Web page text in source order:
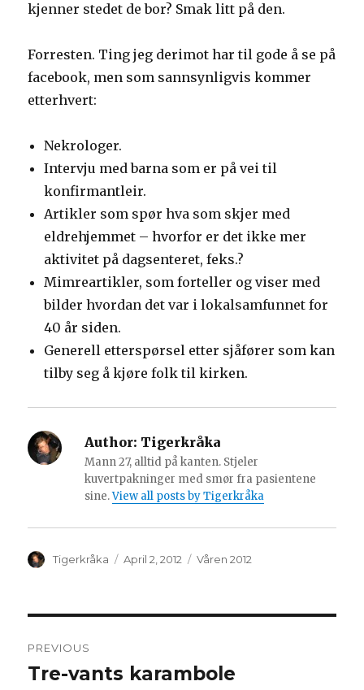
kjenner stedet de bor? Smak litt på den.
Forresten. Ting jeg derimot har til gode å se på
facebook, men som sannsynligvis kommer
etterhvert:
Nekrologer.
Intervju med barna som er på vei til
konfirmantleir.
Artikler som spør hva som skjer med
eldrehjemmet – hvorfor er det ikke mer
aktivitet på dagsenteret, feks.?
Mimreartikler, som forteller og viser med
bilder hvordan det var i lokalsamfunnet for
40 år siden.
Generell etterspørsel etter sjåfører som kan
tilby seg å kjøre folk til kirken.
Author: Tigerkråka
Mann 27, alltid på kanten. Stjeler
kuvertpakninger med smør fra pasientene
sine.View all posts by Tigerkråka
Author
Tigerkråka
Posted
April 2, 2012 Categories
Våren 2012
navigation
PREVIOUS
Previous
Tre-vants karambole